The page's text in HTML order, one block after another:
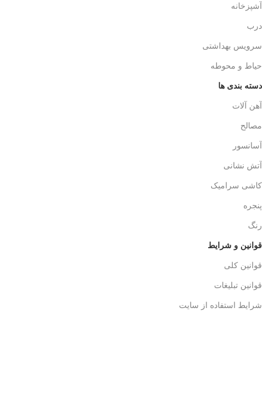
آشپزخانه
درب
سرویس بهداشتی
حیاط و محوطه
دسته بندی ها
آهن آلات
مصالح
آسانسور
آتش نشانی
کاشی سرامیک
پنجره
رنگ
قوانین و شرایط
قوانین کلی
قوانین تبلیغات
شرایط استفاده از سایت